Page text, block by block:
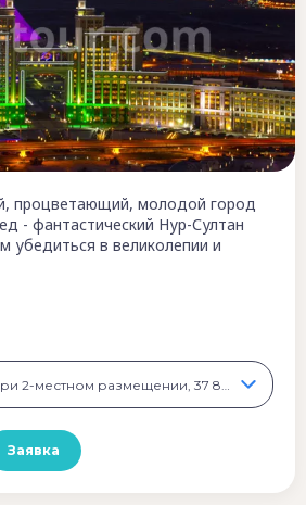
процветающий, молодой город
- фантастический Нур-Султан
убедиться в великолепии и
Заявка